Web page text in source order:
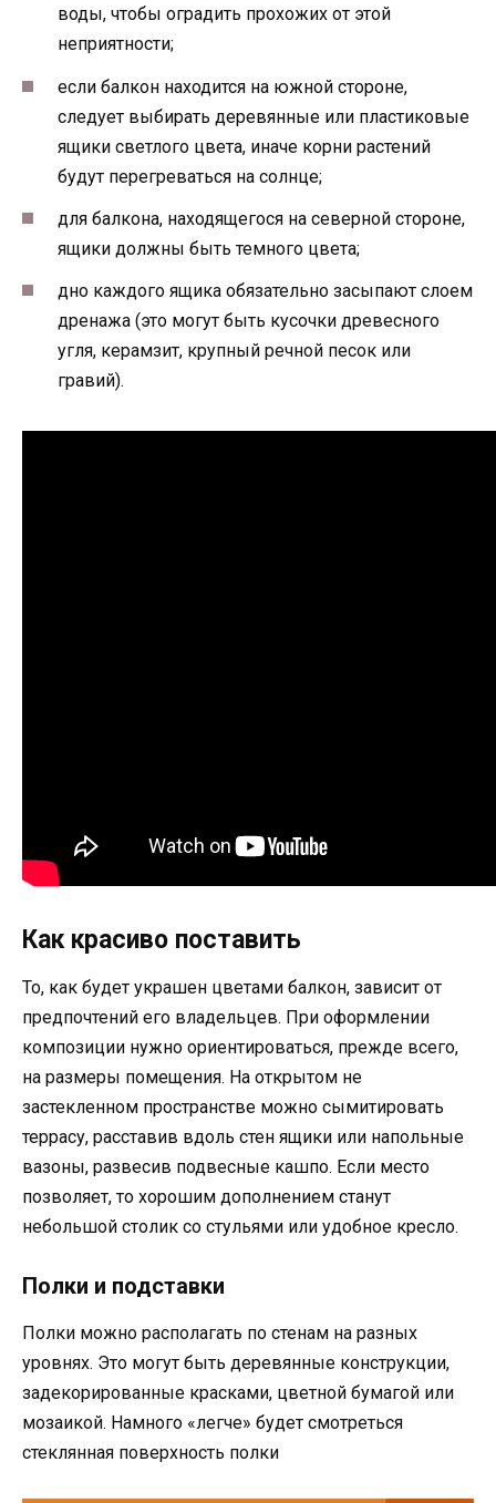
воды, чтобы оградить прохожих от этой
неприятности;
если балкон находится на южной стороне,
следует выбирать деревянные или пластиковые
ящики светлого цвета, иначе корни растений
будут перегреваться на солнце;
для балкона, находящегося на северной стороне,
ящики должны быть темного цвета;
дно каждого ящика обязательно засыпают слоем
дренажа (это могут быть кусочки древесного
угля, керамзит, крупный речной песок или
гравий).
Как красиво поставить
То, как будет украшен цветами балкон, зависит от
предпочтений его владельцев. При оформлении
композиции нужно ориентироваться, прежде всего,
на размеры помещения. На открытом не
застекленном пространстве можно сымитировать
террасу, расставив вдоль стен ящики или напольные
вазоны, развесив подвесные кашпо. Если место
позволяет, то хорошим дополнением станут
небольшой столик со стульями или удобное кресло.
Полки и подставки
Полки можно располагать по стенам на разных
уровнях. Это могут быть деревянные конструкции,
задекорированные красками, цветной бумагой или
мозаикой. Намного «легче» будет смотреться
стеклянная поверхность полки